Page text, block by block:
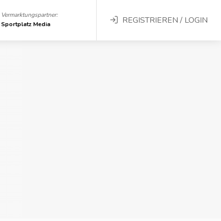
Vermarktungspartner:
Sportplatz Media
REGISTRIEREN / LOGIN